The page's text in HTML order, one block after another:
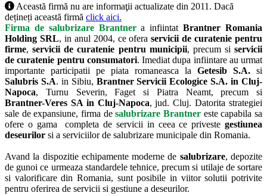
Această firmă nu are informaţii actualizate din 2011. Dacă
dețineți această firmă click aici.
Firma de salubrizare Brantnera infiintatBrantner Romania
Holding SRL, in anul 2004, ce oferaservicii de curatenie pentru
firme, servicii de curatenie pentru municipii, precum si servicii
de curatenie pentru consumatori. Imediat dupa infiintare au urmat
importante participatii pe piata romaneasca la Getesib S.A. si
Salubris S.A. in Sibiu, Brantner Servicii Ecologice S.A. in Cluj-
Napoca, Turnu Severin, Faget si Piatra Neamt, precum si
Brantner-Veres SA in Cluj-Napoca, jud. Cluj. Datorita strategiei
sale de expansiune, firma desalubrizare Brantner este capabila sa
ofere o gama completa de servicii in ceea ce priveste gestiunea
deseurilor si a serviciilor de salubrizare municipale din Romania.
Avand la dispozitie echipamente moderne de salubrizare, depozite
de gunoi ce urmeaza standardele tehnice, precum si utilaje de sortare
si valorificare din Romania, sunt posibile in viitor solutii potrivite
pentru oferirea de servicii si gestiune a deseurilor.